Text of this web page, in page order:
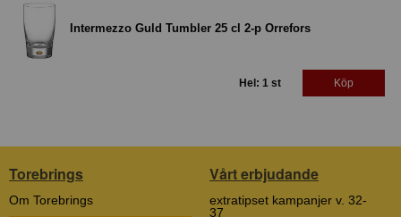
Intermezzo Guld Tumbler 25 cl 2-p Orrefors
Hel: 1 st Köp
Torebrings
Om Torebrings
Vårt erbjudande
extratipset kampanjer v. 32-
37